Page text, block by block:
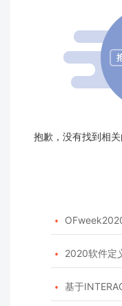
抱歉，没有找到相

 2020软件定
 基于